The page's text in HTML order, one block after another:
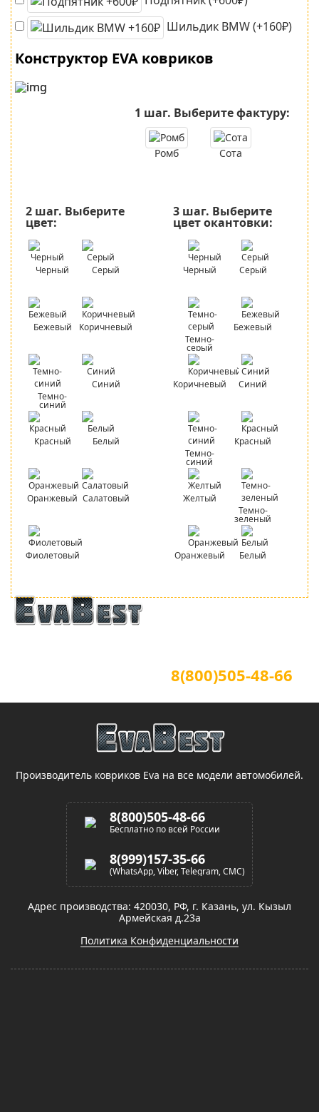
Шильдик BMW (+160₽)
Конструктор EVA ковриков
1 шаг. Выберите фактуру:
Ромб Сота
2 шаг. Выберите
цвет:
Черный Серый
Бежевый Коричневый
Темно-
синий
Синий
Красный Белый
Оранжевый Салатовый
Фиолетовый
3 шаг. Выберите
цвет окантовки:
Черный Серый
Темно-
серый
Бежевый
Коричневый Синий
Темно-
синий
Красный
Желтый
Темно-
зеленый
Оранжевый Белый
8(800)505-48-66
Производитель ковриков Eva на все модели автомобилей.
8(800)505-48-66
Бесплатно по всей России
8(999)157-35-66
(WhatsApp, Viber, Telegram, СМС)
Адрес производства: 420030, РФ, г. Казань, ул. Кызыл
Армейская д.23а
Политика Конфиденциальности